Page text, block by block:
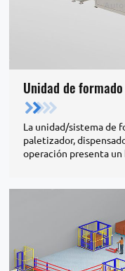
Unidad de
La unidad/sistema de
paletizador,
operación presenta un